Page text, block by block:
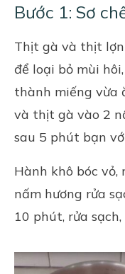
Bước 1: Sơ
Thịt gà và thịt lợn
để loại bỏ mùi
thành miếng vừa
và thịt gà vào 2
sau 5 phút bạn
Hành khô bóc vỏ,
nấm hương rửa
10 phút, rửa